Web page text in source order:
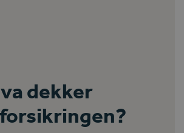
dekker